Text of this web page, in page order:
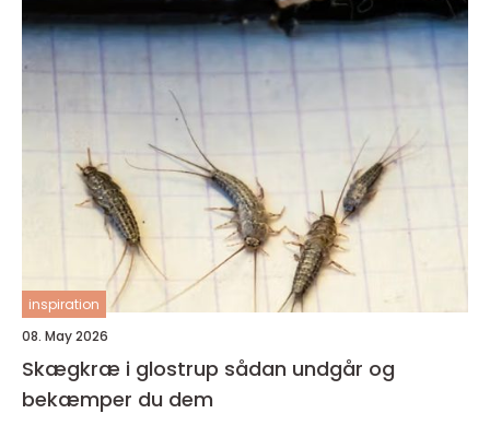
inspiration
08. May 2026
Skægkræ i glostrup sådan undgår og
bekæmper du dem